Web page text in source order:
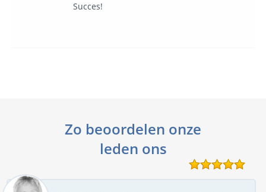
Succes!
Zo beoordelen onze
leden ons